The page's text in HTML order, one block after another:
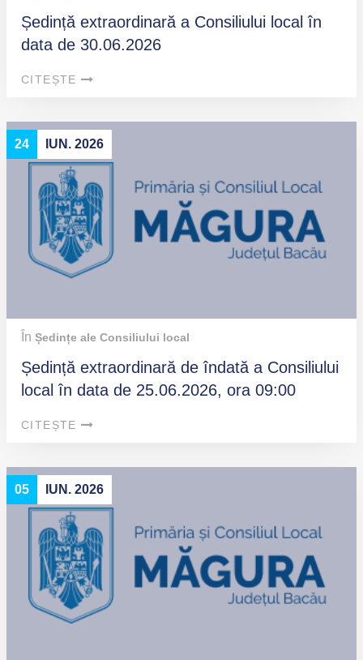
Ședință extraordinară a Consiliului local în
data de 30.06.2026
CITEȘTE
24 IUN. 2026
În Ședințe ale Consiliului local
Ședință extraordinară de îndată a Consiliului
local în data de 25.06.2026, ora 09:00
CITEȘTE
05 IUN. 2026